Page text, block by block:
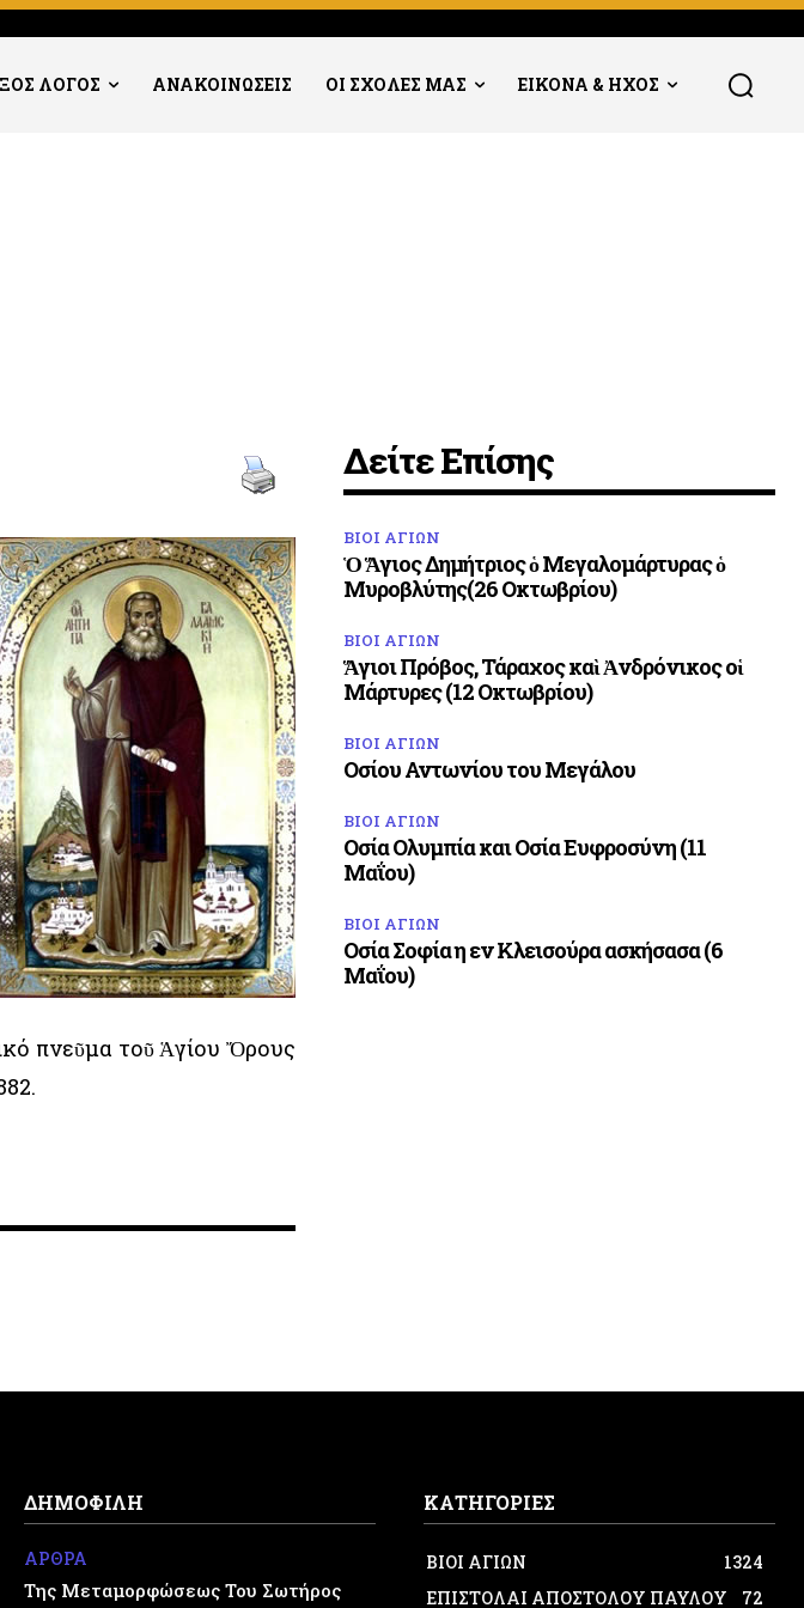
ΛΟΓΟΣ ΑΝΑΚΟΙΝΩΣΕΙΣ ΟΙ ΣΧΟΛΕΣ ΜΑΣ ΕΙΚΟΝΑ & ΗΧΟΣ
πνεῦμα τοῦ Ἁγίου Ὄρους
Δείτε Επίσης
ΒΙΟΙ ΑΓΙΩΝ
Ὁ Ἅγιος Δημήτριος ὁ Μεγαλομάρτυρας ὁ
Μυροβλύτης(26 Οκτωβρίου)
ΒΙΟΙ ΑΓΙΩΝ
Ἅγιοι Πρόβος, Τάραχος καὶ Ἀνδρόνικος οἱ
Μάρτυρες (12 Οκτωβρίου)
ΒΙΟΙ ΑΓΙΩΝ
Οσίου Αντωνίου του Μεγάλου
ΒΙΟΙ ΑΓΙΩΝ
Οσία Ολυμπία και Οσία Ευφροσύνη (11
Μαΐου)
ΒΙΟΙ ΑΓΙΩΝ
Οσία Σοφία η εν Κλεισούρα ασκήσασα (6
Μαΐου)
ΔΗΜΟΦΙΛΗ
ΑΡΘΡΑ
Της Μεταμορφώσεως Του Σωτήρος
ΚΑΤΗΓΟΡΙΕΣ
ΒΙΟΙ ΑΓΙΩΝ
1324
ΕΠΙΣΤΟΛΑΙ ΑΠΟΣΤΟΛΟΥ ΠΑΥΛΟΥ
72